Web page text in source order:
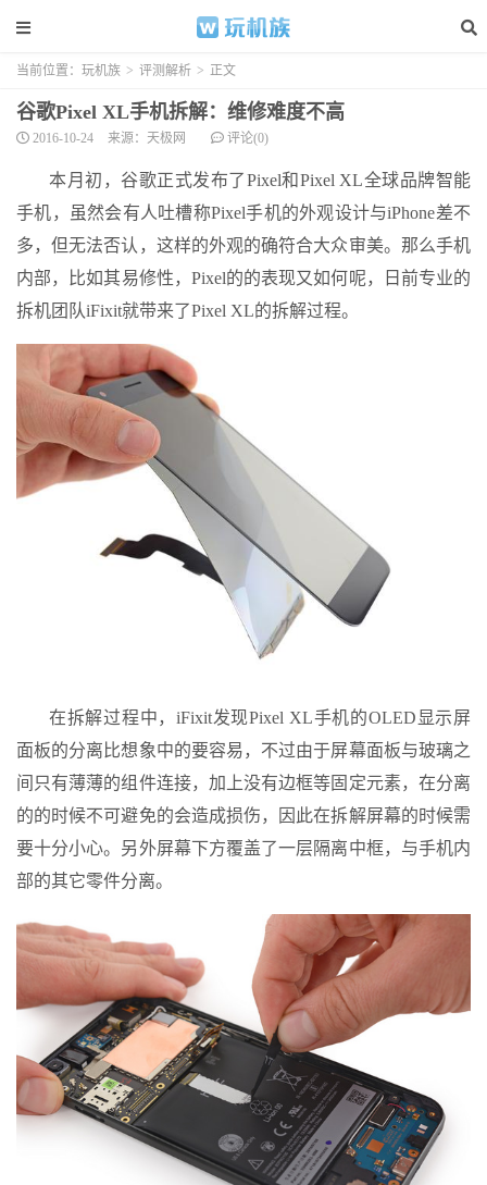
当前位置： 玩机族 > 评测解析 > 正文
谷歌Pixel XL手机拆解：维修难度不高
2016-10-24 来源：天极网 评论(0)
本月初，谷歌正式发布了Pixel和Pixel XL全球品牌智能
手机，虽然会有人吐槽称Pixel手机的外观设计与iPhone差不
多，但无法否认，这样的外观的确符合大众审美。那么手机
内部，比如其易修性，Pixel的的表现又如何呢，日前专业的
拆机团队iFixit就带来了Pixel XL的拆解过程。
在拆解过程中，iFixit发现Pixel XL手机的OLED显示屏
面板的分离比想象中的要容易，不过由于屏幕面板与玻璃之
间只有薄薄的组件连接，加上没有边框等固定元素，在分离
的的时候不可避免的会造成损伤，因此在拆解屏幕的时候需
要十分小心。另外屏幕下方覆盖了一层隔离中框，与手机内
部的其它零件分离。